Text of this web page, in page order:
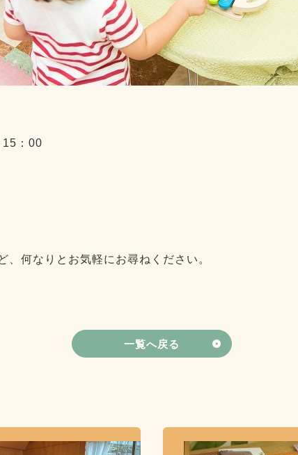
15：00
、何なりとお気軽にお尋ねください。
一覧へ戻る